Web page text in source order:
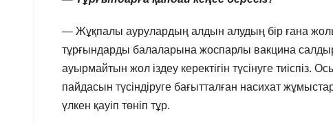
— Жұқпалы аурулардың алдын алудың бір ғана
тұрғындарды балаларына жоспарлы вакцина
ауырмайтын жол іздеу керектігін түсінуге тиіспіз.
пайдасын түсіндіруге бағытталған насихат
үлкен қауіп төніп тұр.